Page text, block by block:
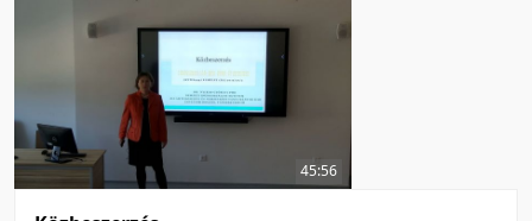
Kezdés/felvétel dátuma szerint
Feltöltés dátuma szerint
Utolsó módosítás szerint
10 tétel/oldal
20 tétel/oldal
50 tétel/oldal
100 tétel/oldal
45:56